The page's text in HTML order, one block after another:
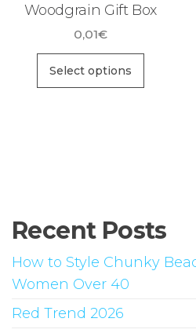
Woodgrain Gift Box
0,01€
Select options
Recent Posts
How to Style Chunky
Women Over 40
Red Trend 2026